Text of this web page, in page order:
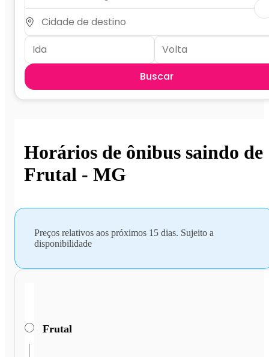
Buscar
Horários de ônibus saindo de
Frutal - MG
Preços relativos aos próximos 15 dias. Sujeito a
disponibilidade
Frutal